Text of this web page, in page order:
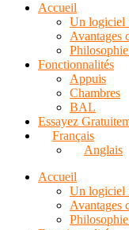
Accueil
Un logiciel
Avantages
Fonctionnalités
Appuis
Chambres
BAL
Essayez
Français
Anglais
Accueil
Un logiciel
Avantages